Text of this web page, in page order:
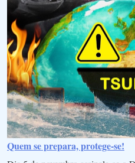
Quem se prepara, protege-se!